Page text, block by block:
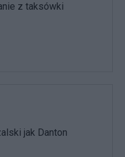
z taksówki
jak Danton